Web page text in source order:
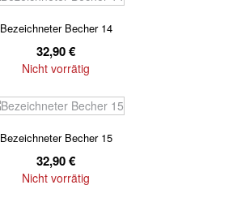
Bezeichneter Becher 14
32,90€
Nicht vorrätig
Bezeichneter Becher 15
32,90€
Nicht vorrätig